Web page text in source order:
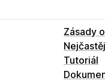
Zásady
Tutoriál